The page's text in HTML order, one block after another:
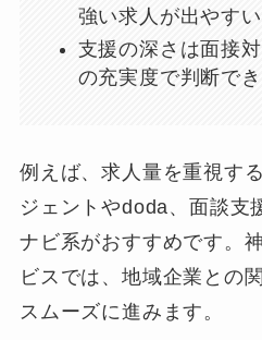
強い求人が出やすい
支援の深さは面接
の充実度で判断で
例えば、求人量を重視す
ジェントやdoda、面談支
ナビ系がおすすめです。
ビスでは、地域企業との
スムーズに進みます。